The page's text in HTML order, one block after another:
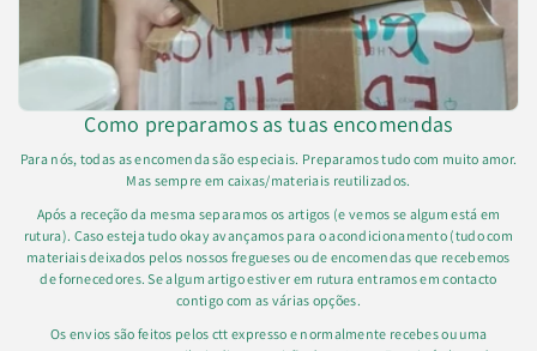
Como preparamos as tuas encomendas
Para nós, todas as encomenda são especiais. Preparamos tudo com muito amor.
Mas sempre em caixas/materiais reutilizados.
Após a receção da mesma separamos os artigos (e vemos se algum está em
rutura). Caso esteja tudo okay avançamos para o acondicionamento (tudo com
materiais deixados pelos nossos fregueses ou de encomendas que recebemos
de fornecedores. Se algum artigo estiver em rutura entramos em contacto
contigo com as várias opções.
Os envios são feitos pelos ctt expresso e normalmente recebes ou uma